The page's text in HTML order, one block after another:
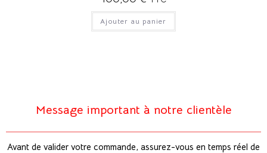
Ajouter au panier
Message important à notre clientèle
Avant de valider votre commande, assurez-vous en temps réel de